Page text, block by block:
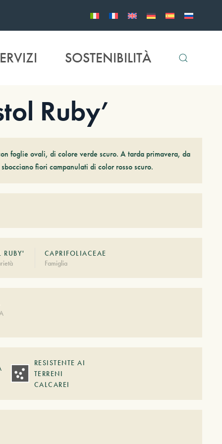
SOSTENIBILITÀ
Ruby’
foglie ovali, di colore verde scuro. A tarda primavera, da
fiori campanulati di color rosso scuro.
RUBY'
CAPRIFOLIACEAE
Famiglia
RESISTENTE AI
TERRENI
CALCAREI